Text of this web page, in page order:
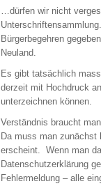
…dürfen wir nicht
Bürgerbegehren
Neuland.
Es gibt tatsächlich
derzeit mit Hochdruck
unterzeichnen können.
Verständnis braucht
Da muss man zunächst
erscheint. Wenn man
Datenschutzerklärung
Fehlermeldung – alle